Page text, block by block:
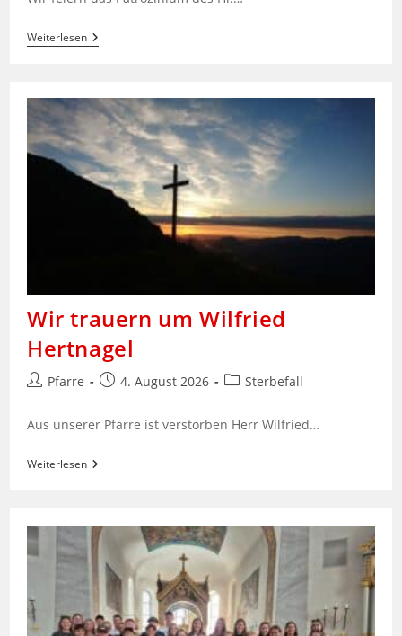
WeiterlesenFeldmesse
09.
10.15
Uhr
Patrozinium
Hl.
Laurentius
Wir trauern um Wilfried
Hertnagel
Beitrags-
Pfarre
Beitrag4. August 2026
Beitrags-
Sterbefall
Aus unserer Pfarre ist verstorben Herr Wilfried…
WeiterlesenWir
Trauern
Hertnagel